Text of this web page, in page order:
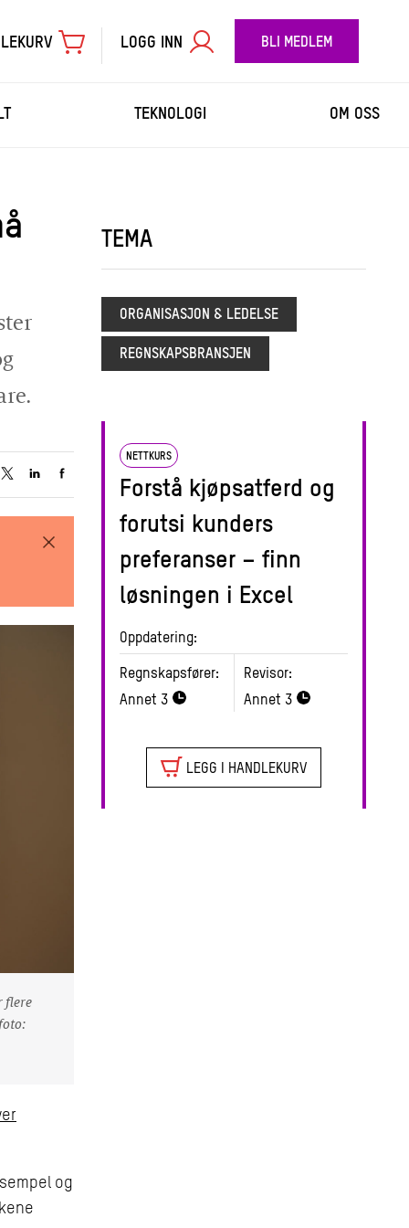
LOGG INN BLI MEDLEM
TEKNOLOGI OM OSS
flere
og
TEMA
ORGANISASJON & LEDELSE
REGNSKAPSBRANSJEN
NETTKURS
Forstå kjøpsatferd og
forutsi kunders
preferanser – finn
løsningen i Excel
Oppdatering:
Regnskapsfører:
Annet 3
Revisor:
Annet 3
LEGG I HANDLEKURV